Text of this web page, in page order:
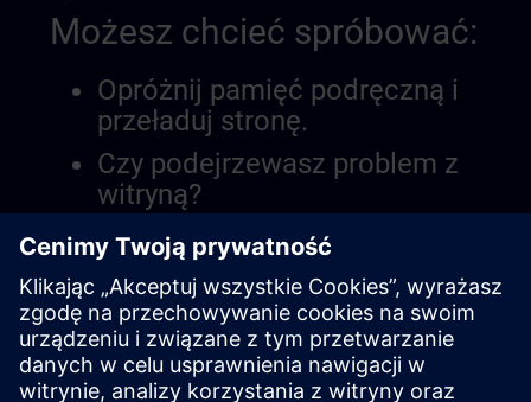
Możesz chcieć spróbować:
Opróżnij pamięć podręczną i
przeładuj stronę.
Czy podejrzewasz problem z
witryną?
Zgłoś problem